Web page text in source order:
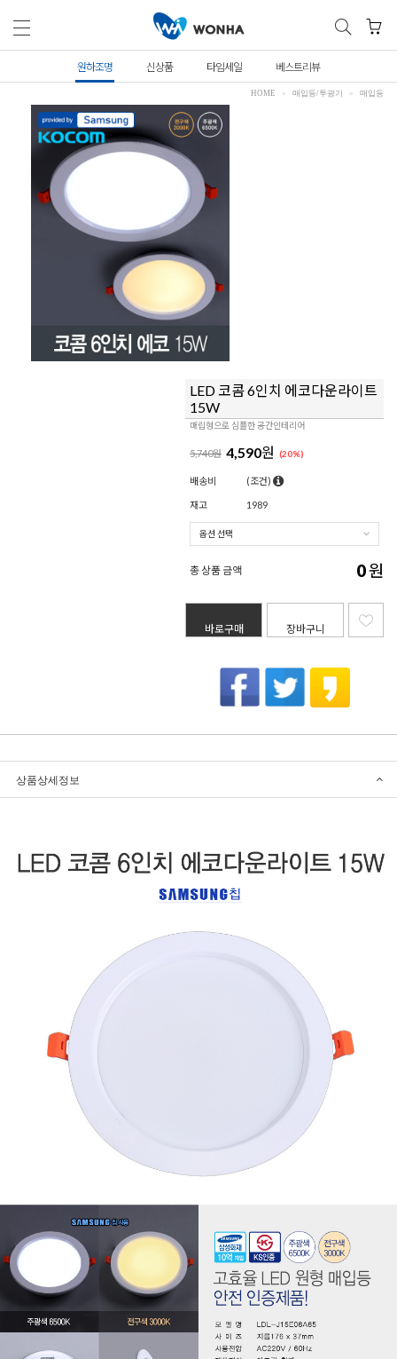
원하조명 신상품 타임세일 베스트리뷰
HOME 매입등/투광기 매입등
LED 코콤 6인치 에코다운라이트
15W
매립형으로 심플한 공간인테리어
5,740원 4,590원 (20%)
배송비 (조건)
재고 1989
총 상품 금액 0원
바로구매 장바구니
상품상세정보